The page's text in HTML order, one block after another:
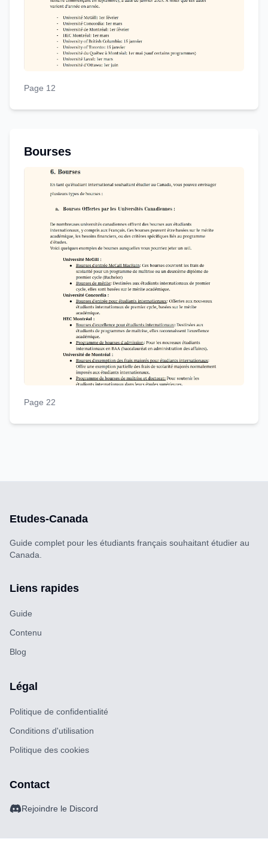
Page 12
Bourses
Page 22
Etudes-Canada
Guide complet pour les étudiants français souhaitant étudier au
Canada.
Liens rapides
Guide
Contenu
Blog
Légal
Politique de confidentialité
Conditions d'utilisation
Politique des cookies
Contact
Rejoindre le Discord